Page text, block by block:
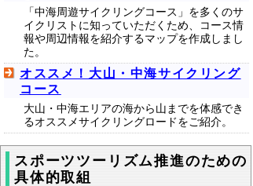
「中海周遊サイクリングコース」を多くのサ
イクリストに知っていただくため、コース情
報や周辺情報を紹介するマップを作成しまし
た。
オススメ！大山・中海サイクリング
コース
大山・中海エリアの海から山までを体感でき
るオススメサイクリングロードをご紹介。
スポーツツーリズム推進のための
具体的取組